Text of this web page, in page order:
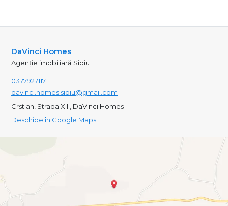
DaVinci Homes
Agenție imobiliară Sibiu
0377927117
davinci.homes.sibiu@gmail.com
Crstian, Strada XIII, DaVinci Homes
Deschide în Google Maps